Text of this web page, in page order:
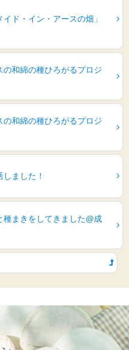
イド・イン・アースの畑」
の和綿の種ひろがるプロジ
の和綿の種ひろがるプロジ
ました！
種まきをしてきました@成